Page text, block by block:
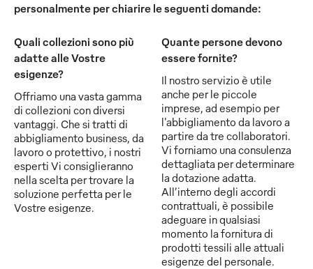
personalmente per chiarire le seguenti domande:
Quali collezioni sono più
adatte alle Vostre
esigenze?
Offriamo una vasta gamma
di collezioni con diversi
vantaggi. Che si tratti di
abbigliamento business, da
lavoro o protettivo, i nostri
esperti Vi consiglieranno
nella scelta per trovare la
soluzione perfetta per le
Vostre esigenze.
Quante persone devono
essere fornite?
Il nostro servizio è utile
anche per le piccole
imprese, ad esempio per
l'abbigliamento da lavoro a
partire da tre collaboratori.
Vi forniamo una consulenza
dettagliata per determinare
la dotazione adatta.
All’interno degli accordi
contrattuali, è possibile
adeguare in qualsiasi
momento la fornitura di
prodotti tessili alle attuali
esigenze del personale.